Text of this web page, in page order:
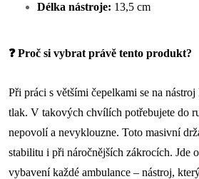
Délka nástroje: 13,5 cm
❓ Proč si vybrat právě tento produkt?
Při práci s většími čepelkami se na
tlak. V takových chvílích potřebujete do
nepovolí a nevyklouzne. Toto masivní
stabilitu i při náročnějších zákrocích. Jde
vybavení každé ambulance – nástroj,